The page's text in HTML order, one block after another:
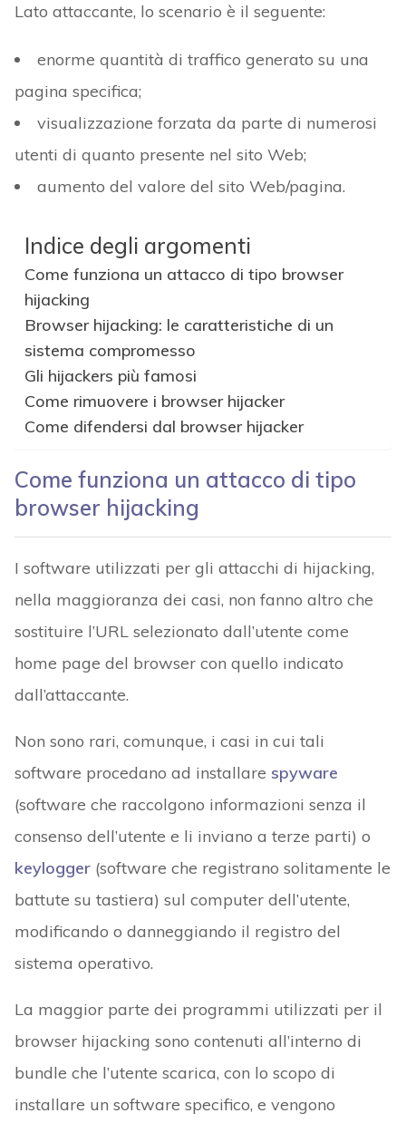
Lato attaccante, lo scenario è il seguente:
enorme quantità di traffico generato su una
pagina specifica;
visualizzazione forzata da parte di numerosi
utenti di quanto presente nel sito Web;
aumento del valore del sito Web/pagina.
Indice degli argomenti
Come funziona un attacco di tipo browser
hijacking
Browser hijacking: le caratteristiche di un
sistema compromesso
Gli hijackers più famosi
Come rimuovere i browser hijacker
Come difendersi dal browser hijacker
Come funziona un attacco di tipo
browser hijacking
I software utilizzati per gli attacchi di hijacking,
nella maggioranza dei casi, non fanno altro che
sostituire l’URL selezionato dall’utente come
home page del browser con quello indicato
dall’attaccante.
Non sono rari, comunque, i casi in cui tali
software procedano ad installare spyware
(software che raccolgono informazioni senza il
consenso dell’utente e li inviano a terze parti) o
keylogger(software che registrano solitamente le
battute su tastiera) sul computer dell’utente,
modificando o danneggiando il registro del
sistema operativo.
La maggior parte dei programmi utilizzati per il
browser hijacking sono contenuti all’interno di
bundle che l’utente scarica, con lo scopo di
installare un software specifico, e vengono